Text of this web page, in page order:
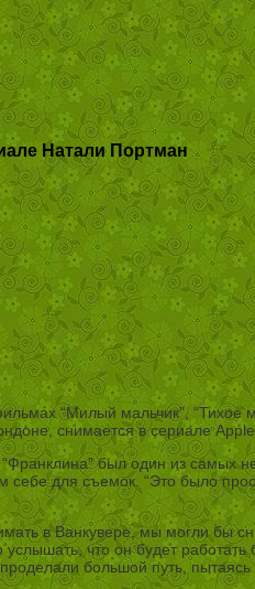
Натали Портман
“Милый мальчик”, “Тихое
снимается в сериале
был один из
для съемок. “Это было
в Ванкувере, мы могли
что он будет работать
большой путь, пытаясь